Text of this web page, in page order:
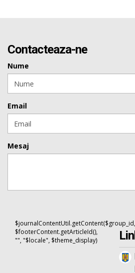
Contacteaza-ne
Nume
Email
Mesaj
$journalContentUtil.getContent($group_id,
$footerContent.getArticleId(),
"", "$locale", $theme_display)